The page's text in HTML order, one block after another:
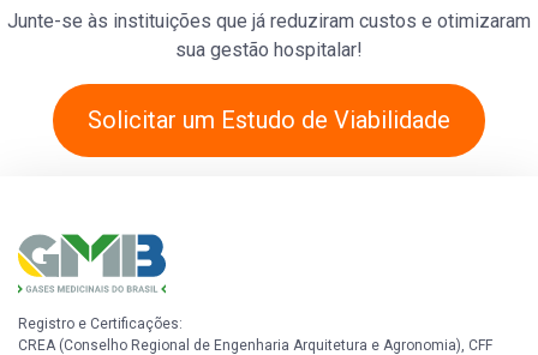
Junte-se às instituições que já reduziram custos e otimizaram
sua gestão hospitalar!
Solicitar um Estudo de Viabilidade
Registro e Certificações:
CREA (Conselho Regional de Engenharia Arquitetura e Agronomia), CFF